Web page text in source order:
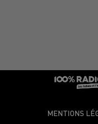
MENTIONS